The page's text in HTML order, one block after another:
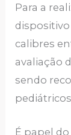
Para a
calibres
avaliação
sendo
É papel